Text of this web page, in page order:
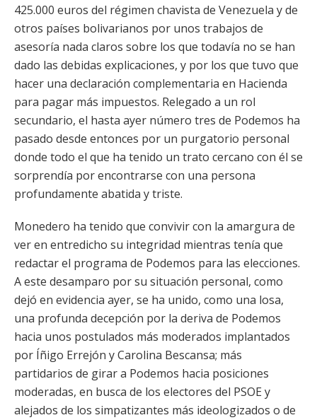
425.000 euros del régimen chavista de Venezuela y de
otros países bolivarianos por unos trabajos de
asesoría nada claros sobre los que todavía no se han
dado las debidas explicaciones, y por los que tuvo que
hacer una declaración complementaria en Hacienda
para pagar más impuestos. Relegado a un rol
secundario, el hasta ayer número tres de Podemos ha
pasado desde entonces por un purgatorio personal
donde todo el que ha tenido un trato cercano con él se
sorprendía por encontrarse con una persona
profundamente abatida y triste.
Monedero ha tenido que convivir con la amargura de
ver en entredicho su integridad mientras tenía que
redactar el programa de Podemos para las elecciones.
A este desamparo por su situación personal, como
dejó en evidencia ayer, se ha unido, como una losa,
una profunda decepción por la deriva de Podemos
hacia unos postulados más moderados implantados
por Íñigo Errejón y Carolina Bescansa; más
partidarios de girar a Podemos hacia posiciones
moderadas, en busca de los electores del PSOE y
alejados de los simpatizantes más ideologizados o de